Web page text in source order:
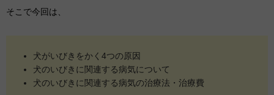
そこで今回は、
犬がいびきをかく4つの原因
犬のいびきに関連する病気について
犬のいびきに関連する病気の治療法・治療費